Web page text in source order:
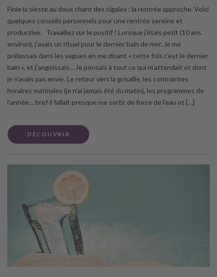
Finie la sieste au doux chant des cigales : la rentrée approche. Voici
quelques conseils personnels pour une rentrée sereine et
productive. Travaillez sur le positif ! Lorsque j’étais petit (10 ans
environ), j’avais un rituel pour le dernier bain de mer. Je me
prélassais dans les vagues en me disant « cette fois c’est le dernier
bain », et j’angoissais… Je pensais à tout ce qui m’attendait et dont
je n’avais pas envie. Le retour vers la grisaille, les contraintes
horaires matinales (je n’ai jamais été du matin), les programmes de
l’année… bref il fallait presque me sortir de force de l’eau et […]
DÉCOUVRIR